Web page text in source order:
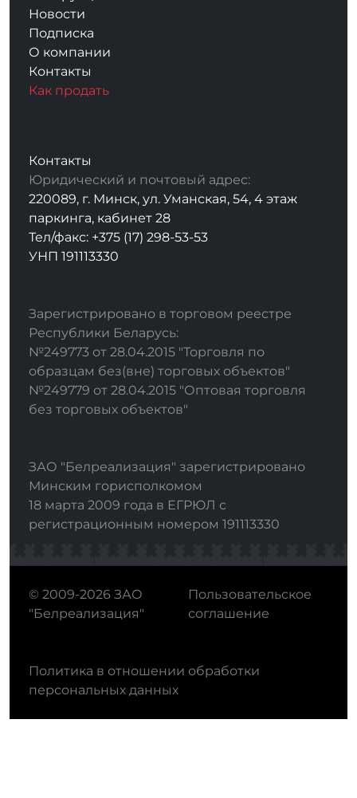
Новости
Подписка
О компании
Контакты
Как продать
Контакты
Юридический и почтовый адрес:
220089, г. Минск, ул. Уманская, 54, 4 этаж
паркинга, кабинет 28
Тел/факс: +375 (17) 298-53-53
УНП 191113330
Зарегистрировано в торговом реестре
Республики Беларусь:
№249773 от 28.04.2015 "Торговля по
образцам без(вне) торговых объектов"
№249779 от 28.04.2015 "Оптовая торговля
без торговых объектов"
ЗАО "Белреализация" зарегистрировано
Минским горисполкомом
18 марта 2009 года в ЕГРЮЛ с
регистрационным номером 191113330
© 2009-2026 ЗАО
"Белреализация"
Пользовательское
соглашение
Политика в отношении обработки
персональных данных